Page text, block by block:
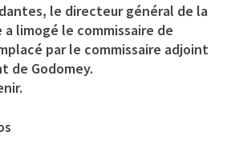
le directeur général de la
limogé le commissaire de
par le commissaire adjoint
de Godomey.